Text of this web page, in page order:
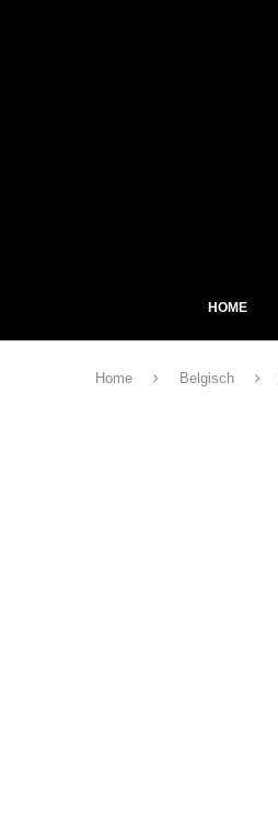
HOME
Home Belgisch